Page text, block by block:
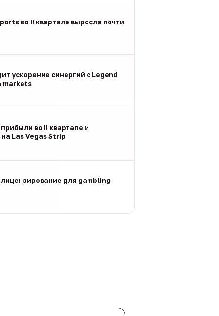
во II квартале выросла почти
ускорение синергий с Legend
markets
во II квартале и
Las Vegas Strip
для gambling-